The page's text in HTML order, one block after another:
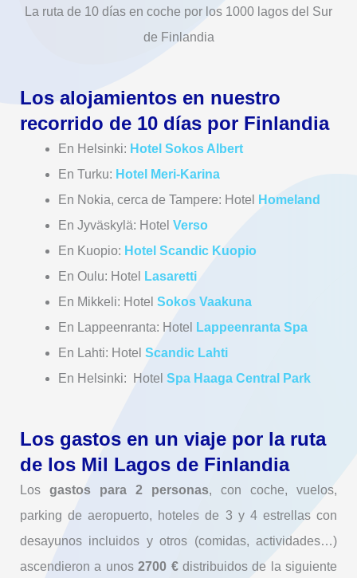
La ruta de 10 días en coche por los 1000 lagos del Sur
de Finlandia
Los alojamientos en nuestro
recorrido de 10 días por Finlandia
En Helsinki: Hotel Sokos Albert
En Turku: Hotel Meri-Karina
En Nokia, cerca de Tampere: Hotel
Homeland
En Jyväskylä: Hotel Verso
En Kuopio: Hotel Scandic Kuopio
En Oulu: Hotel
Lasaretti
En Mikkeli: Hotel Sokos Vaakuna
En Lappeenranta: Hotel
Lappeenranta Spa
En Lahti: Hotel Scandic Lahti
En Helsinki: Hotel Spa Haaga Central Park
Los gastos en un viaje por la ruta
de los Mil Lagos de Finlandia
Los gastos para 2 personas, con coche, vuelos,
parking de aeropuerto, hoteles de 3 y 4 estrellas con
desayunos incluidos y otros (comidas, actividades…)
ascendieron a unos2700 €distribuidos de la siguiente